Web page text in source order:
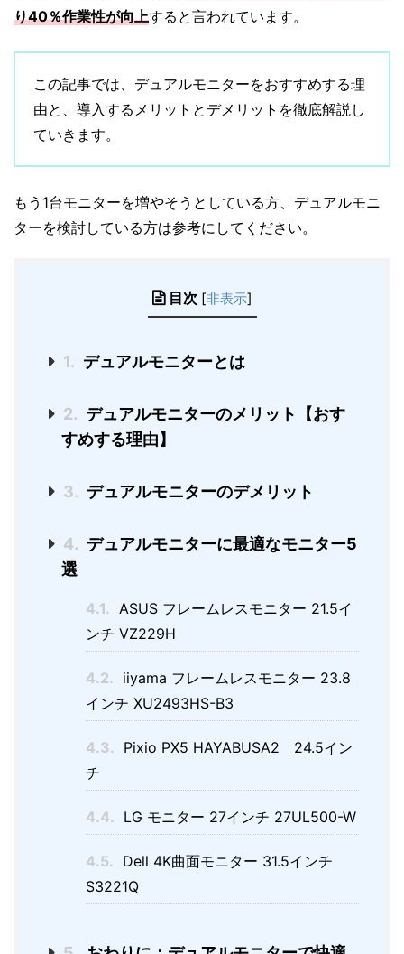
り40％作業性が向上すると言われています。
この記事では、デュアルモニターをおすすめする理
由と、導入するメリットとデメリットを徹底解説し
ていきます。
もう1台モニターを増やそうとしている方、デュアルモニ
ターを検討している方は参考にしてください。
目次 [非表示]
1. デュアルモニターとは
2. デュアルモニターのメリット【おす
すめする理由】
3. デュアルモニターのデメリット
4. デュアルモニターに最適なモニター5
選
4.1. ASUS フレームレスモニター 21.5イ
ンチ VZ229H
4.2. iiyama フレームレスモニター 23.8
インチ XU2493HS-B3
4.3. Pixio PX5 HAYABUSA2 24.5イン
チ
4.4. LG モニター 27インチ 27UL500-W
4.5. Dell 4K曲面モニター 31.5インチ
S3221Q